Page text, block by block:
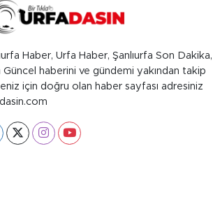
Haber, Urfa Haber, Şanlıurfa Son Dakika,
Güncel haberini ve gündemi yakından takip
için doğru olan haber sayfası adresiniz